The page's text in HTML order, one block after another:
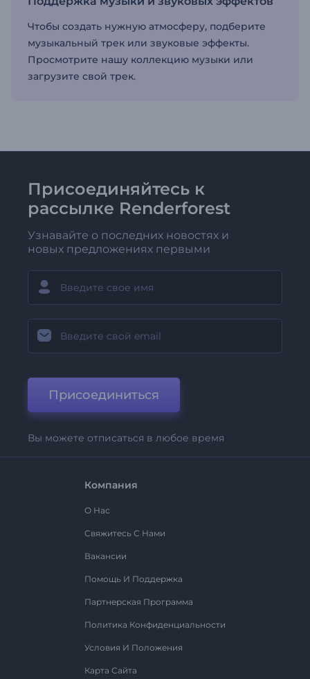
Чтобы создать нужную атмосферу, подберите
музыкальный трек или звуковые эффекты.
Просмотрите нашу коллекцию музыки или
загрузите свой трек.
Присоединяйтесь к
рассылке Renderforest
Узнавайте о последних новостях и
новых предложениях первыми
Присоединиться
Вы можете отписаться в любое время
Компания
О Нас
Свяжитесь С Нами
Вакансии
Помощь И Поддержка
Партнерская Программа
Политика Конфиденциальности
Условия И Положения
Карта Сайта